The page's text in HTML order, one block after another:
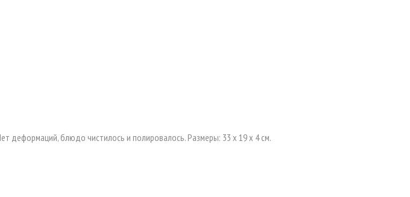
деформаций, блюдо чистилось и полировалось. Размеры: 33 х 19 х 4 см.